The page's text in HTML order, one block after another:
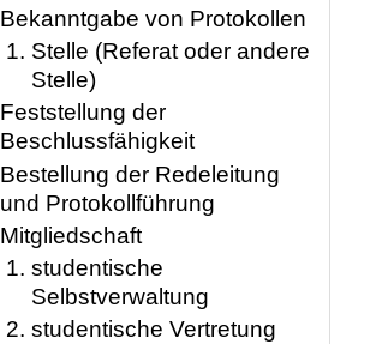
Bekanntgabe von Protokollen
Stelle (Referat oder andere
Stelle)
Feststellung der
Beschlussfähigkeit
Bestellung der Redeleitung
und Protokollführung
Mitgliedschaft
studentische
Selbstverwaltung
studentische Vertretung